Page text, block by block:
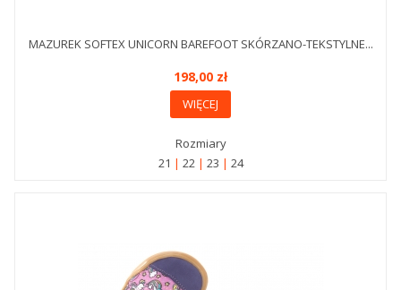
MAZUREK SOFTEX UNICORN BAREFOOT SKÓRZANO-TEKSTYLNE...
198,00 zł
WIĘCEJ
Rozmiary
21
22 23 24